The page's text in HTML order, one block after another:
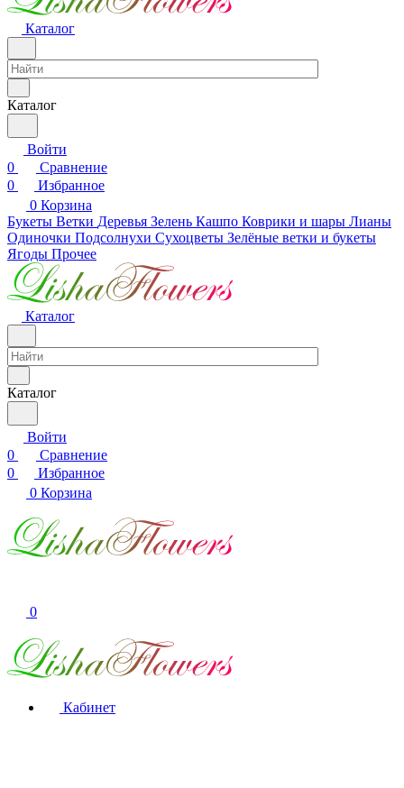
Каталог
Каталог
Войти
0
Сравнение
0
Избранное
0 Корзина
Букеты Ветки Деревья Зелень Кашпо Коврики и шары Лианы
Одиночки Подсолнухи Сухоцветы Зелёные ветки и букеты
Ягоды Прочее
Каталог
Каталог
Войти
0
Сравнение
0
Избранное
0 Корзина
0
Кабинет